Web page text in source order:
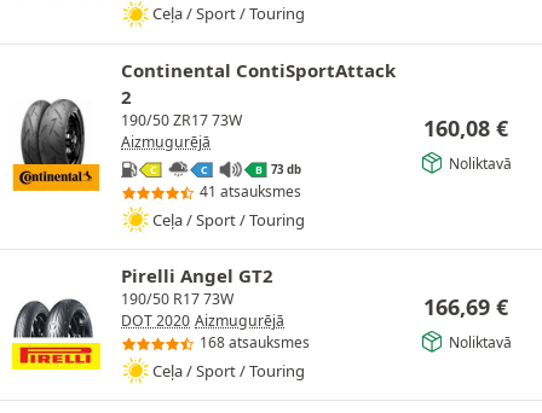
Ceļa / Sport / Touring
Continental ContiSportAttack
2
190/50 ZR17 73W
Aizmugurējā
C C B 73 db
41 atsauksmes
Ceļa / Sport / Touring
160,08 €
Noliktavā
Pirelli Angel GT2
190/50 R17 73W
DOT 2020 Aizmugurējā
168 atsauksmes
Ceļa / Sport / Touring
166,69 €
Noliktavā